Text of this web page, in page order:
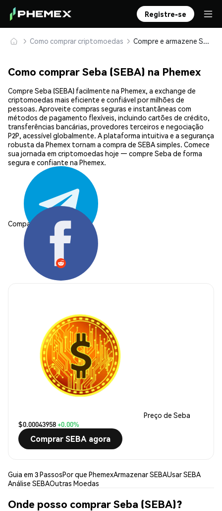
Registre-se
Como comprar criptomoedas Compre e armazene Seba (SEBA) com segurança
Como comprar Seba (SEBA) na Phemex
Compre Seba (SEBA) facilmente na Phemex, a exchange de
criptomoedas mais eficiente e confiável por milhões de
pessoas. Aproveite compras seguras e instantâneas com
métodos de pagamento flexíveis, incluindo cartões de crédito,
transferências bancárias, provedores terceiros e negociação
P2P, acessível globalmente. A plataforma intuitiva e a segurança
robusta da Phemex tornam a compra de SEBA simples. Comece
sua jornada em criptomoedas hoje — compre Seba de forma
segura e confiante na Phemex.
Compartilhar:
Preço de Seba
$0.00043958+0.00%
Comprar SEBA agora
Guia em 3 PassosPor que PhemexArmazenar SEBAUsar SEBA
Análise SEBAOutras Moedas
Onde posso comprar Seba (SEBA)?